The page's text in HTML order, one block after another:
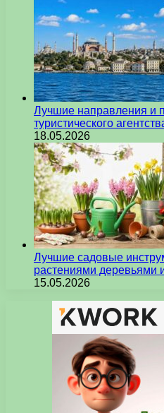
Лучшие направления и
туристического
18.05.2026
Лучшие садовые
растениями деревьями
15.05.2026